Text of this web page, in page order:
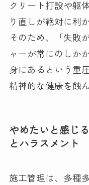
クリート打設や躯
り直しが絶対に利
そのため、「失敗
ャーが常にのしか
身にあるという重
精神的な健康を蝕
やめたいと感じ
とハラスメント
施工管理は、多種